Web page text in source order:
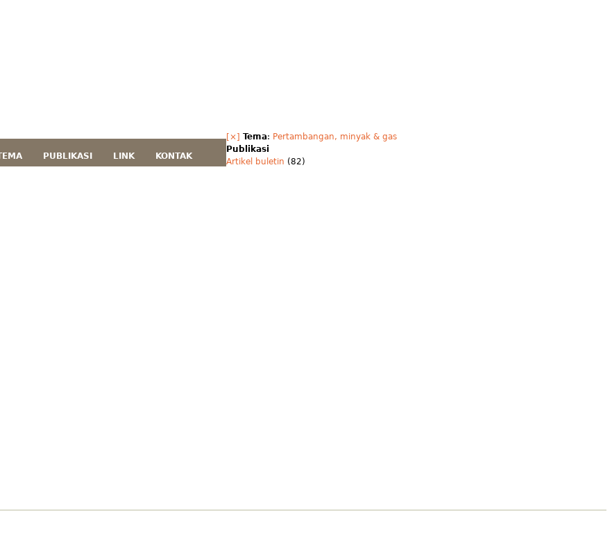
PUBLIKASI LINK KONTAK
[×] Tema: Pertambangan, minyak & gas
Publikasi
Artikel buletin (82)